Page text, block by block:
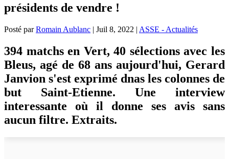
présidents de vendre !
Posté parRomain Aublanc | Juil 8, 2022 | ASSE - Actualités
394 matchs en Vert, 40 sélections avec les
Bleus, agé de 68 ans aujourd'hui, Gerard
Janvion s'est exprimé dnas les colonnes de
but Saint-Etienne. Une interview
interessante où il donne ses avis sans
aucun filtre. Extraits.